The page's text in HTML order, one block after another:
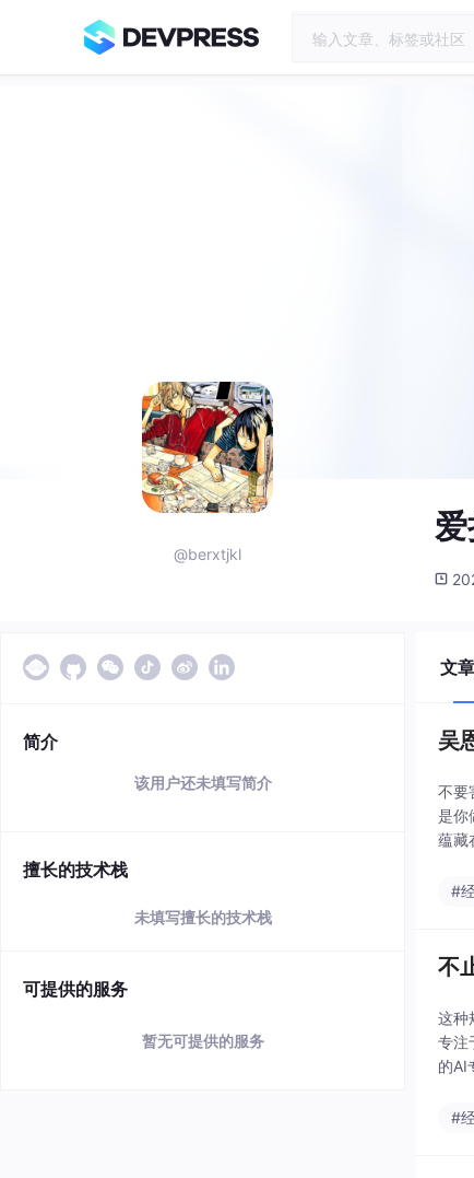
@berxtjkl
简介
该用户还未填写简介
擅长的技术栈
未填写擅长的技术栈
可提供的服务
暂无可提供的服务
文
吴
不要
是你
蕴藏
值
#
不
这种
专注
的AI
了一
#